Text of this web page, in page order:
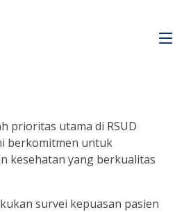
prioritas utama di RSUD
berkomitmen untuk
kesehatan yang berkualitas
survei kepuasan pasien